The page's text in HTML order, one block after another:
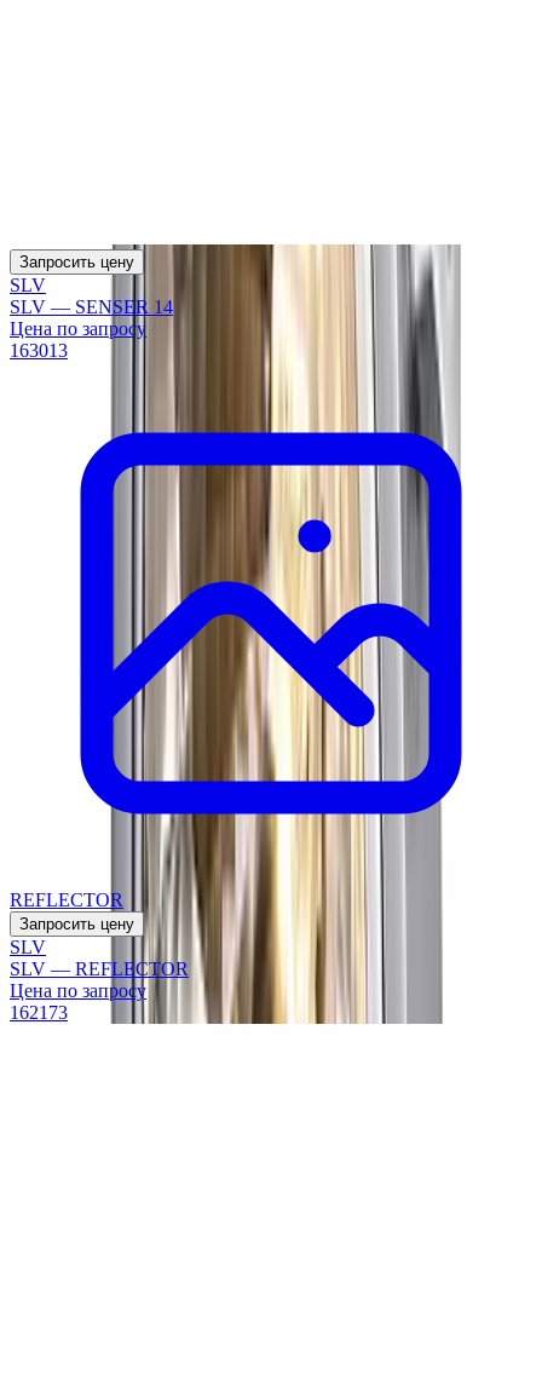
Запросить цену
SLV
SLV — SENSER 14
Цена по запросу
163013
REFLECTOR
Запросить цену
SLV
SLV — REFLECTOR
Цена по запросу
162173